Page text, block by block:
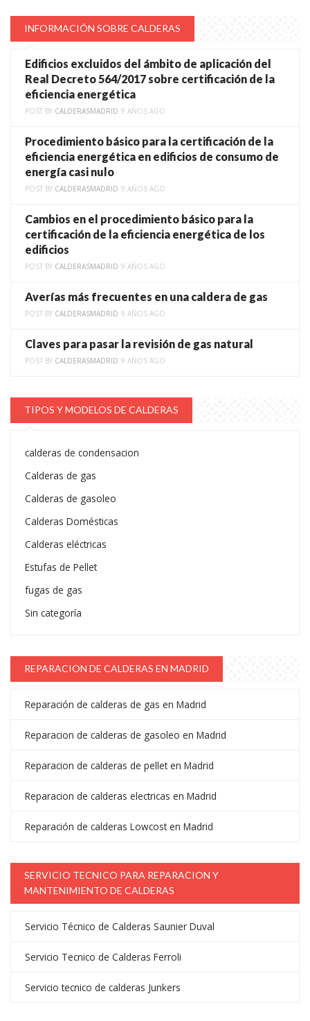
INFORMACIÓN SOBRE CALDERAS
Edificios excluidos del ámbito de aplicación del
Real Decreto 564/2017 sobre certificación de la
eficiencia energética
POST BY CALDERASMADRID 9 AÑOS AGO
Procedimiento básico para la certificación de la
eficiencia energética en edificios de consumo de
energía casi nulo
POST BY CALDERASMADRID 9 AÑOS AGO
Cambios en el procedimiento básico para la
certificación de la eficiencia energética de los
edificios
POST BY CALDERASMADRID 9 AÑOS AGO
Averías más frecuentes en una caldera de gas
POST BY CALDERASMADRID 9 AÑOS AGO
Claves para pasar la revisión de gas natural
POST BY CALDERASMADRID 9 AÑOS AGO
TIPOS Y MODELOS DE CALDERAS
calderas de condensacion
Calderas de gas
Calderas de gasoleo
Calderas Domésticas
Calderas eléctricas
Estufas de Pellet
fugas de gas
Sin categoría
REPARACION DE CALDERAS EN MADRID
Reparación de calderas de gas en Madrid
Reparacion de calderas de gasoleo en Madrid
Reparacion de calderas de pellet en Madrid
Reparacion de calderas electricas en Madrid
Reparación de calderas Lowcost en Madrid
SERVICIO TECNICO PARA REPARACION Y
MANTENIMIENTO DE CALDERAS
Servicio Técnico de Calderas Saunier Duval
Servicio Tecnico de Calderas Ferroli
Servicio tecnico de calderas Junkers